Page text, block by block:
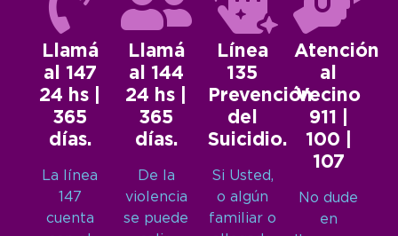
Llamá
al 147
24 hs |
365
días.
La línea
147
cuenta
Llamá
al 144
24 hs |
365
días.
De la
violencia
se puede
Línea
135
Prevención
del
Suicidio.
Si Usted,
o algún
familiar o
Atención
al
Vecino
911 |
100 |
107
No dude
en